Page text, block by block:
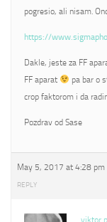
pogresio, ali nisam.
https://
Dakle, jeste za FF
FF aparat
pa bar o
crop faktorom i da
Pozdrav od Sase
May 5, 2017 at 4:28 pm
REPLY
viktor